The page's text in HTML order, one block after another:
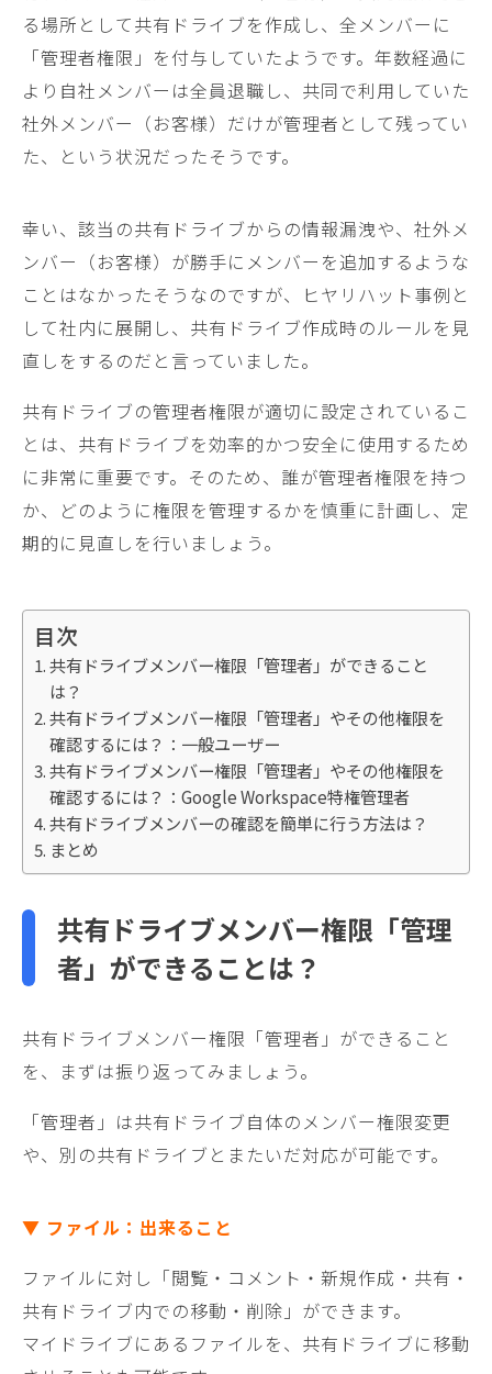
る場所として共有ドライブを作成し、全メンバーに
「管理者権限」を付与していたようです。年数経過に
より自社メンバーは全員退職し、共同で利用していた
社外メンバー（お客様）だけが管理者として残ってい
た、という状況だったそうです。
幸い、該当の共有ドライブからの情報漏洩や、社外メ
ンバー（お客様）が勝手にメンバーを追加するような
ことはなかったそうなのですが、ヒヤリハット事例と
して社内に展開し、共有ドライブ作成時のルールを見
直しをするのだと言っていました。
共有ドライブの管理者権限が適切に設定されているこ
とは、共有ドライブを効率的かつ安全に使用するため
に非常に重要です。そのため、誰が管理者権限を持つ
か、どのように権限を管理するかを慎重に計画し、定
期的に見直しを行いましょう。
目次
共有ドライブメンバー権限「管理者」ができること
は？
共有ドライブメンバー権限「管理者」やその他権限を
確認するには？：一般ユーザー
共有ドライブメンバー権限「管理者」やその他権限を
確認するには？：Google Workspace特権管理者
共有ドライブメンバーの確認を簡単に行う方法は？
まとめ
共有ドライブメンバー権限「管理
者」ができることは？
共有ドライブメンバー権限「管理者」ができること
を、まずは振り返ってみましょう。
「管理者」は共有ドライブ自体のメンバー権限変更
や、別の共有ドライブとまたいだ対応が可能です。
▼ ファイル：出来ること
ファイルに対し「閲覧・コメント・新規作成・共有・
共有ドライブ内での移動・削除」ができます。
マイドライブにあるファイルを、共有ドライブに移動